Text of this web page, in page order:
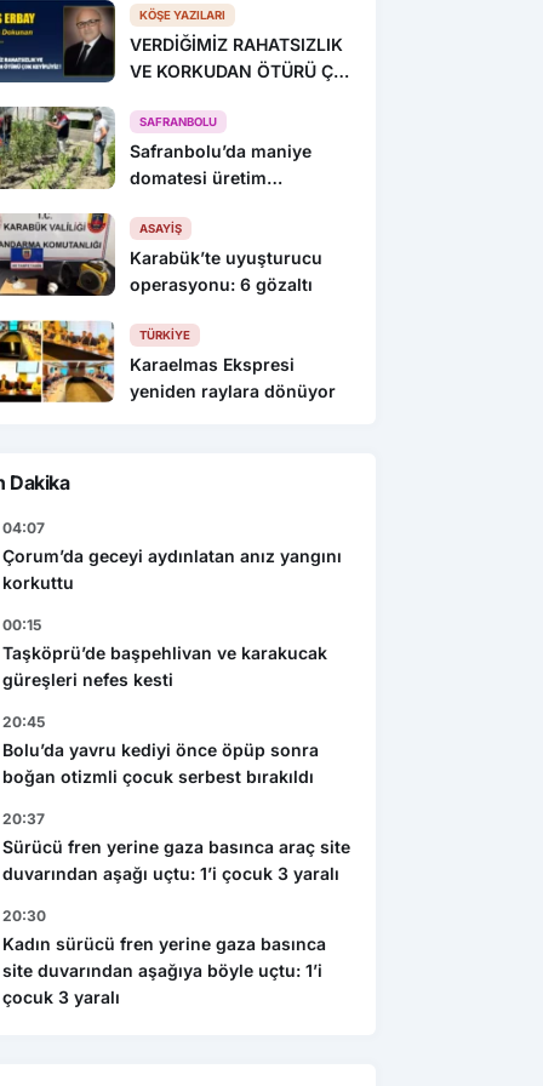
KÖŞE YAZILARI
VERDİĞİMİZ RAHATSIZLIK
VE KORKUDAN ÖTÜRÜ ÇOK
SAFRANBOLU
Safranbolu’da maniye
domatesi üretim
ASAYIŞ
Karabük’te uyuşturucu
operasyonu: 6 gözaltı
TÜRKIYE
Karaelmas Ekspresi
yeniden raylara dönüyor
Dakika
04:07
Çorum’da geceyi aydınlatan anız yangını
korkuttu
00:15
Taşköprü’de başpehlivan ve karakucak
güreşleri nefes kesti
20:45
Bolu’da yavru kediyi önce öpüp sonra
boğan otizmli çocuk serbest bırakıldı
20:37
Sürücü fren yerine gaza basınca araç site
duvarından aşağı uçtu: 1’i çocuk 3 yaralı
20:30
Kadın sürücü fren yerine gaza basınca
site duvarından aşağıya böyle uçtu: 1’i
çocuk 3 yaralı